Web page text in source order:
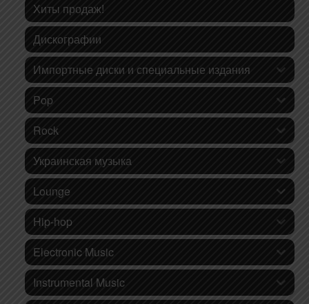
Хиты продаж!
Дискографии
Импортные диски и специальные издания
Pop
Rock
Украинская музыка
Lounge
Hip-hop
Electronic Music
Instrumental Music